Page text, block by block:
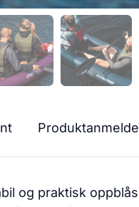
og praktisk